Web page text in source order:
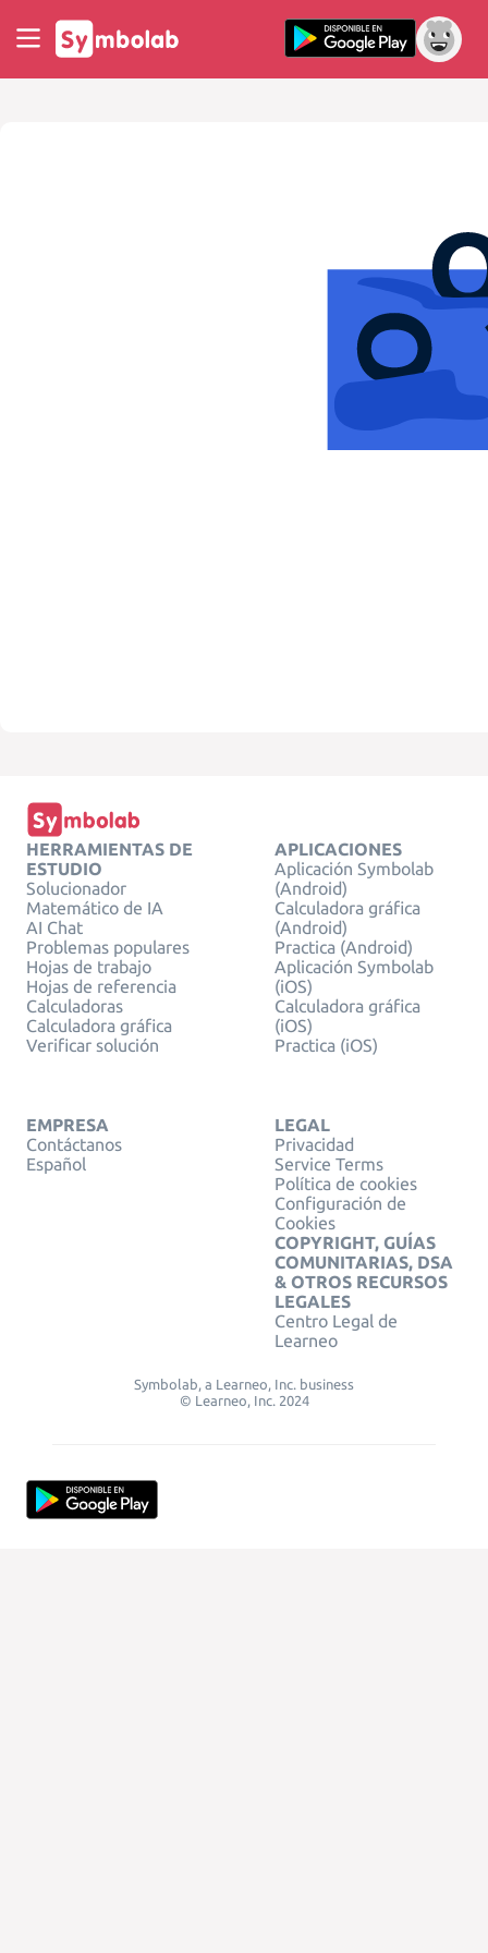
HERRAMIENTAS DE
ESTUDIO
Solucionador
Matemático de IA
AI Chat
Problemas populares
Hojas de trabajo
Hojas de referencia
Calculadoras
Calculadora gráfica
Verificar solución
APLICACIONES
Aplicación Symbolab
(Android)
Calculadora gráfica
(Android)
Practica (Android)
Aplicación Symbolab
(iOS)
Calculadora gráfica
(iOS)
Practica (iOS)
EMPRESA
Contáctanos
Español
LEGAL
Privacidad
Service Terms
Política de cookies
Configuración de
Cookies
COPYRIGHT, GUÍAS
COMUNITARIAS, DSA
& OTROS RECURSOS
LEGALES
Centro Legal de
Learneo
Symbolab, a Learneo, Inc. business
© Learneo, Inc. 2024